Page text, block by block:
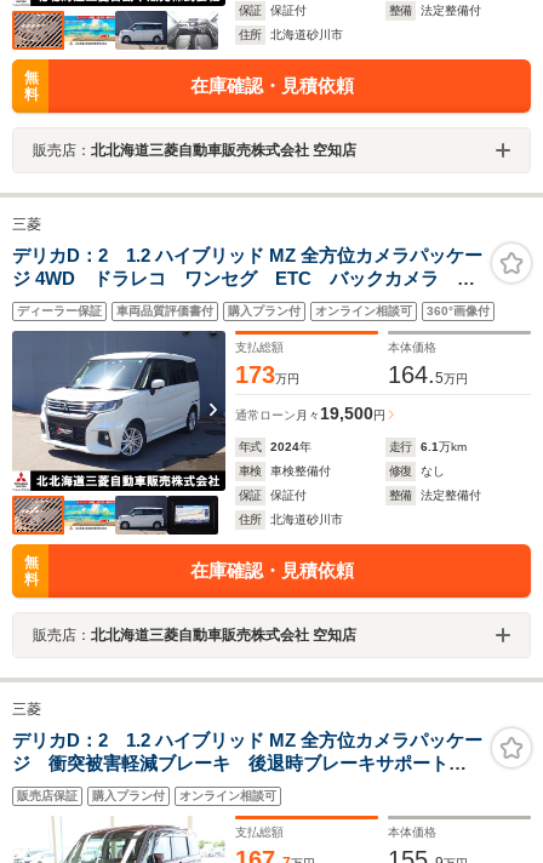
保証
保証付 整備
法定整備付
住所
北海道砂川市
無
料
在庫確認・見積依頼
販売店： 北北海道三菱自動車販売株式会社 空知店
三菱
デリカD：2 1.2 ハイブリッド MZ 全方位カメラパッケー
ジ 4WD ドラレコ ワンセグ ETC バックカメラ 障
害物センサー 両側電動スライドドア 全周囲カメラ
衝突被害軽減ブレーキ シートヒーター 認定中古車保
ディーラー保証 車両品質評価書付 購入プラン付 オンライン相談可 360°画像付
支払総額
173万円
本体価格
164.5万円
通常ローン 月々 19,500円
年式 2024年 走行 6.1万km
車検
車検整備付 修復
なし
保証
保証付 整備
法定整備付
住所
北海道砂川市
無
料
在庫確認・見積依頼
販売店： 北北海道三菱自動車販売株式会社 空知店
三菱
デリカD：2 1.2 ハイブリッド MZ 全方位カメラパッケー
ジ 衝突被害軽減ブレーキ 後退時ブレーキサポート
LEDヘッドライト 15インチアルミ 両側パワースライ
ドドア シートヒータ レザー調シートカバー メモリ
ーナビ 全方位カメラ ETC
販売店保証 購入プラン付 オンライン相談可
支払総額 本体価格